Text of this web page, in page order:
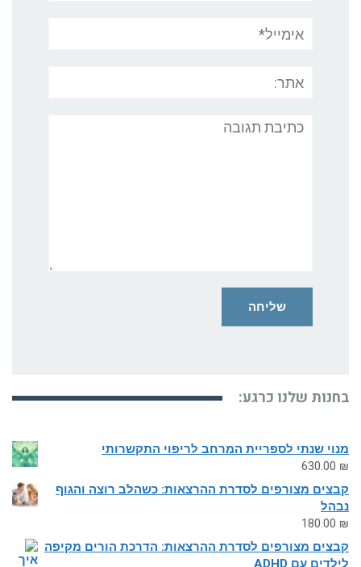
תגובה
בחנות שלנו כרגע:
מנוי שנתי לספריית המרחב לריפוי התקשרותי
630.00
קבצים מצורפים לסדרת ההרצאות: כשהלב רוצה והגוף
נבהל
180.00
קבצים מצורפים לסדרת ההרצאות: הדרכת הורים מקיפה
לילדים עם ADHD